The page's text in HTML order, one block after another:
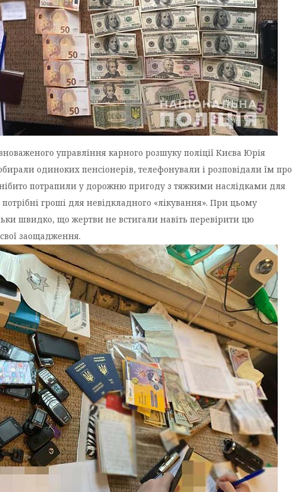
управління карного розшуку поліції Києва Юрія
одиноких пенсіонерів, телефонували і розповідали їм про
потрапили у дорожню пригоду з тяжкими наслідками для
гроші для невідкладного «лікування». При цьому
швидко, що жертви не встигали навіть перевірити цю
заощадження.